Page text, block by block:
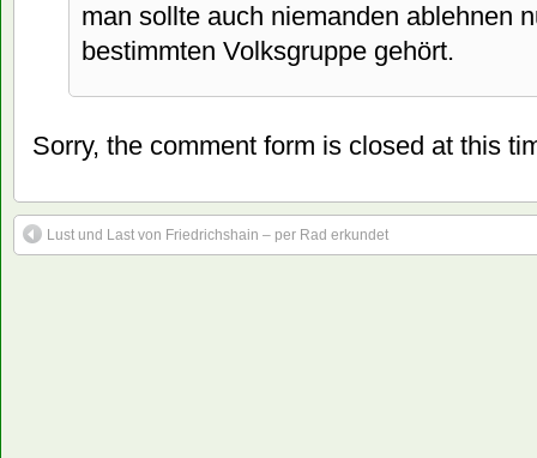
man sollte auch niemanden ablehnen
bestimmten Volksgruppe gehört.
Sorry, the comment form is closed at this
Lust und Last von Friedrichshain – per Rad erkundet